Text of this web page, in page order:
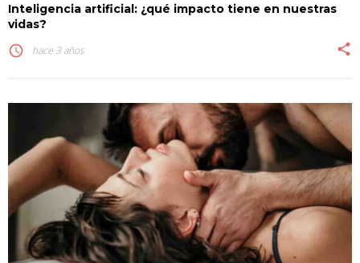
Inteligencia artificial: ¿qué impacto tiene en nuestras
vidas?
access_time hace 3 años share